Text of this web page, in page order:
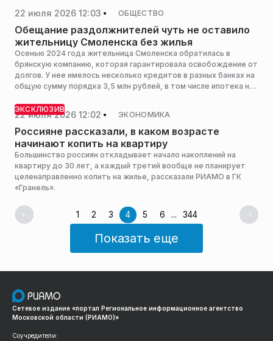
22 июля 2026 12:03 ОБЩЕСТВО
Обещание раздолжнителей чуть не оставило
жительницу Смоленска без жилья
Осенью 2024 года жительница Смоленска обратилась в
брянскую компанию, которая гарантировала освобождение от
долгов. У нее имелось несколько кредитов в разных банках на
общую сумму порядка 3,5 млн рублей, в том числе ипотека на
ипотеку вместе с квартирой сохраните.
ЭКСКЛЮЗИВ
22 июля 2026 12:02 ЭКОНОМИКА
Россияне рассказали, в каком возрасте
начинают копить на квартиру
Большинство россиян откладывает начало накоплений на
квартиру до 30 лет, а каждый третий вообще не планирует
целенаправленно копить на жилье, рассказали РИАМО в ГК
«Гранель».
1 2 3 4 5 6 ... 344
Показать еще
Сетевое издание «портал Региональное информационное агентство
Московской области (РИАМО)»
Соучредители: